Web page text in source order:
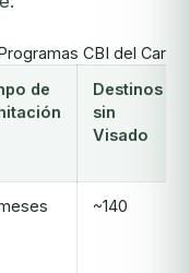
CBI del
de
Destinos
sin
Visado
~140